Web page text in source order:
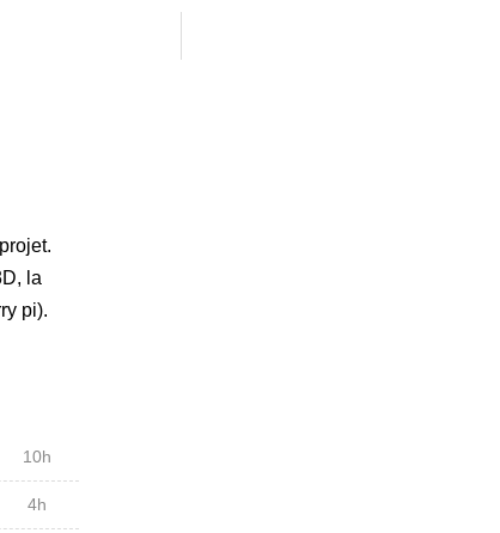
la
pi).
10h
4h